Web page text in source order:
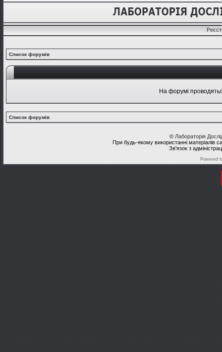
Список форумів
На форумі
Список форумів
© Лабораторія
При будь-якому використанні матеріалів
Зв'язок з
Powered